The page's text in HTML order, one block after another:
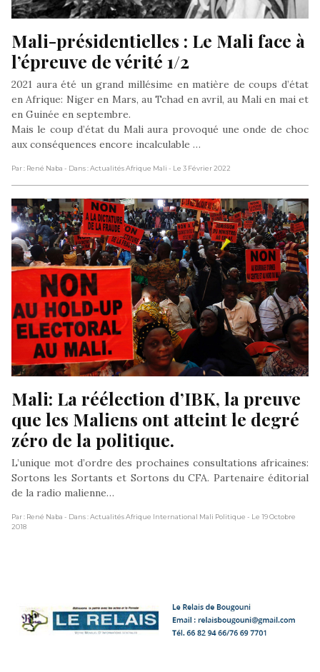
Mali-présidentielles : Le Mali face à
l’épreuve de vérité 1/2
2021 aura été un grand millésime en matière de coups d’état
en Afrique: Niger en Mars, au Tchad en avril, au Mali en mai et
en Guinée en septembre.
Mais le coup d’état du Mali aura provoqué une onde de choc
aux conséquences encore incalculable …
Par : René Naba - Dans : Actualités Afrique Mali - Le 3 Février 2022
Mali: La réélection d’IBK, la preuve
que les Maliens ont atteint le degré
zéro de la politique.
L’unique mot d’ordre des prochaines consultations africaines:
Sortons les Sortants et Sortons du CFA. Partenaire éditorial
de la radio malienne…
Par : René Naba - Dans : Actualités Afrique International Mali Politique - Le 19 Octobre
2018